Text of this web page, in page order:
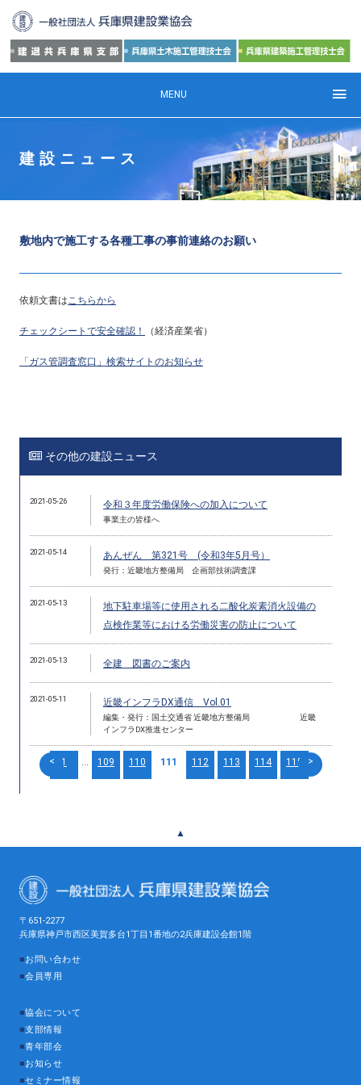
MENU
建設ニュース
敷地内で施工する各種工事の事前連絡のお願い
依頼文書はこちらから
チェックシートで安全確認！ （経済産業省）
「ガス管調査窓口」検索サイトのお知らせ
その他の建設ニュース
2021-05-26 令和３年度労働保険への加入について
事業主の皆様へ
2021-05-14 あんぜん 第321号 (令和3年5月号）
発行：近畿地方整備局 企画部技術調査課
2021-05-13
地下駐車場等に使用される二酸化炭素消火設備の
点検作業等における労働災害の防止について
2021-05-13 全建 図書のご案内
2021-05-11 近畿インフラDX通信 Vol.01
編集・発行：国土交通省 近畿地方整備局 近畿
インフラDX推進センター
< 1 ... 109 110 111 112 113 114 115 >
▲
〒651-2277
兵庫県神戸市西区美賀多台1丁目1番地の2兵庫建設会館1階
■お問い合わせ
■会員専用
■協会について
■支部情報
■青年部会
■お知らせ
■セミナー情報